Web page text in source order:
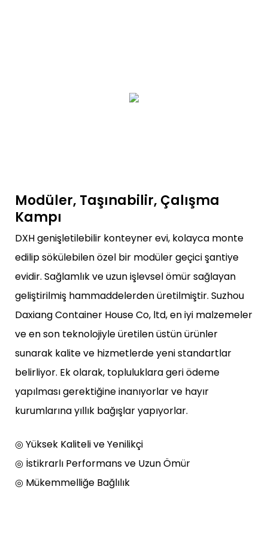
Modüler, Taşınabilir, Çalışma
Kampı
DXH genişletilebilir konteyner evi, kolayca monte
edilip sökülebilen özel bir modüler geçici şantiye
evidir. Sağlamlık ve uzun işlevsel ömür sağlayan
geliştirilmiş hammaddelerden üretilmiştir. Suzhou
Daxiang Container House Co, ltd, en iyi malzemeler
ve en son teknolojiyle üretilen üstün ürünler
sunarak kalite ve hizmetlerde yeni standartlar
belirliyor. Ek olarak, topluluklara geri ödeme
yapılması gerektiğine inanıyorlar ve hayır
kurumlarına yıllık bağışlar yapıyorlar.
◎ Yüksek Kaliteli ve Yenilikçi
◎ İstikrarlı Performans ve Uzun Ömür
◎ Mükemmelliğe Bağlılık